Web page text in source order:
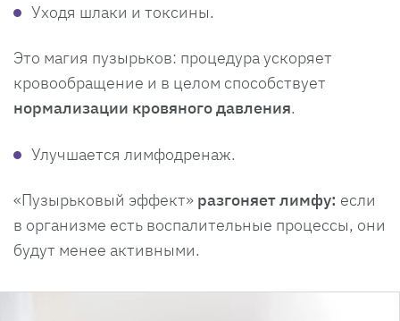
Уходя шлаки и токсины.
Это магия пузырьков: процедура ускоряет
кровообращение и в целом способствует
нормализации кровяного давления.
Улучшается лимфодренаж.
«Пузырьковый эффект» разгоняет лимфу: если
в организме есть воспалительные процессы, они
будут менее активными.